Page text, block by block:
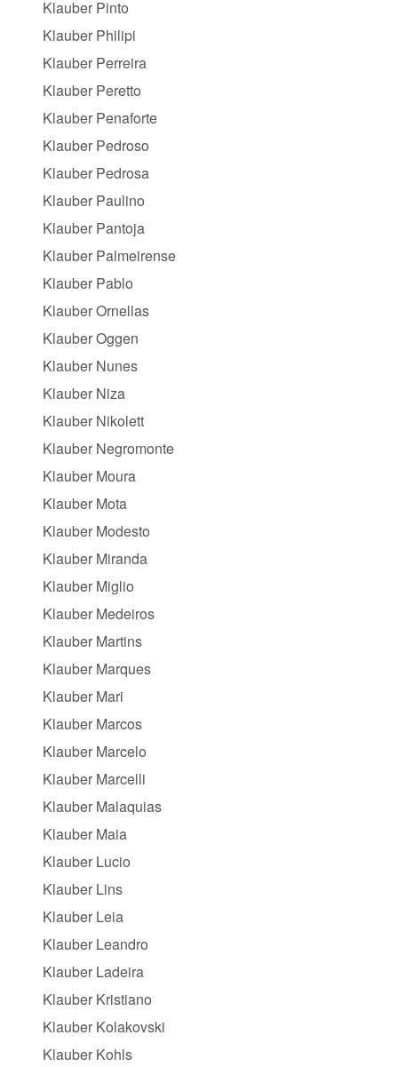
Klauber Pinto
Klauber Philipi
Klauber Perreira
Klauber Peretto
Klauber Penaforte
Klauber Pedroso
Klauber Pedrosa
Klauber Paulino
Klauber Pantoja
Klauber Palmeirense
Klauber Pablo
Klauber Ornellas
Klauber Oggen
Klauber Nunes
Klauber Niza
Klauber Nikolett
Klauber Negromonte
Klauber Moura
Klauber Mota
Klauber Modesto
Klauber Miranda
Klauber Miglio
Klauber Medeiros
Klauber Martins
Klauber Marques
Klauber Mari
Klauber Marcos
Klauber Marcelo
Klauber Marcelli
Klauber Malaquias
Klauber Maia
Klauber Lucio
Klauber Lins
Klauber Leia
Klauber Leandro
Klauber Ladeira
Klauber Kristiano
Klauber Kolakovski
Klauber Kohls